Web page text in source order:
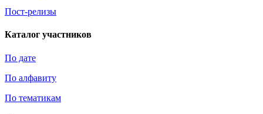
Пост-релизы
Каталог участников
По дате
По алфавиту
По тематикам